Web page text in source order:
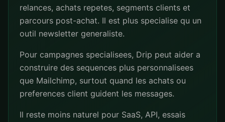
relances, achats repetes, segments clients et
parcours post-achat. Il est plus specialise qu un
outil newsletter generaliste.
Pour campagnes specialisees, Drip peut aider a
construire des sequences plus personnalisees
que Mailchimp, surtout quand les achats ou
preferences client guident les messages.
Il reste moins naturel pour SaaS, API, essais